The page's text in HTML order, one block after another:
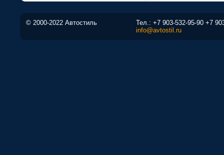
© 2000-2022 Автостиль Тел.: +7 903-532-95-90 +7
info@avtostil.ru